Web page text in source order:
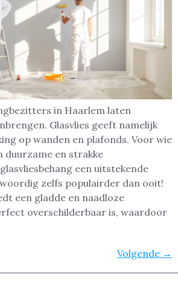
in Haarlem laten
Glasvlies geeft namelijk
op wanden en plafonds. Voor wie
duurzame en strakke
een uitstekende
zelfs populairder dan ooit!
een gladde en naadloze
overschilderbaar is, waardoor
Volgende →